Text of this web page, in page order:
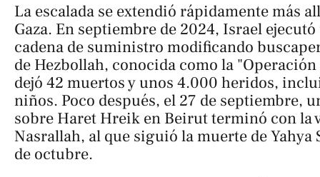
La escalada se extendió rápidamente más
Gaza. En septiembre de 2024, Israel
cadena de suministro modificando
de Hezbollah, conocida como la
dejó 42 muertos y unos 4.000 heridos,
niños. Poco después, el 27 de septiembre,
sobre Haret Hreik en Beirut terminó con la
Nasrallah, al que siguió la muerte de Yahya
de octubre.